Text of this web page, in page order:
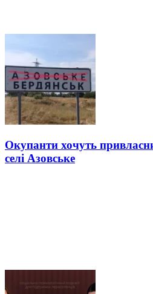
Окупанти хочуть
селі Азовське